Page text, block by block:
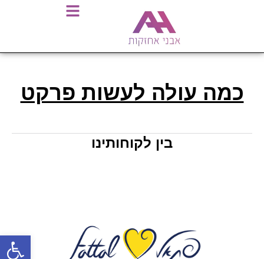
כמה עולה לעשות פרקט
בין לקוחותינו
פתח